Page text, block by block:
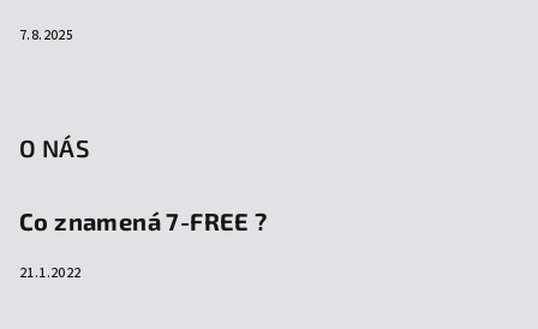
7.8.2025
O NÁS
Co znamená 7-FREE ?
21.1.2022